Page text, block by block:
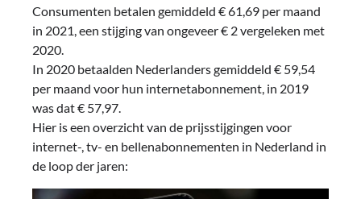
Consumenten betalen gemiddeld € 61,69 per maand
in 2021, een stijging van ongeveer € 2 vergeleken met
2020.
In 2020 betaalden Nederlanders gemiddeld € 59,54
per maand voor hun internetabonnement, in 2019
was dat € 57,97.
Hier is een overzicht van de prijsstijgingen voor
internet-, tv- en bellenabonnementen in Nederland in
de loop der jaren: